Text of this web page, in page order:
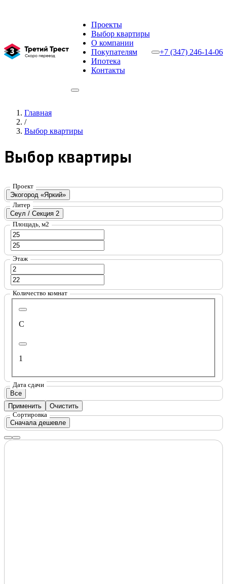
Проекты
Выбор квартиры
О компании
Покупателям
Ипотека
Контакты
+7 (347) 246-14-06
Главная
/
Выбор квартиры
Выбор квартиры
Проект
Экогород «Яркий»
Литер
Сеул / Секция 2
Площадь, м2
Этаж
Количество комнат
С
1
Дата сдачи
Все
Применить
Очистить
Сортировка
Сначала дешевле